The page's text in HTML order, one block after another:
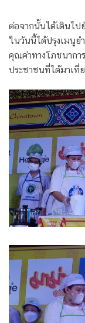
ต่อจากนั้นได้เดินไป
ในวันนี้ได้ปรุงเมนูย
คุณค่าทางโภชนากา
ประชาชนที่ได้มาเที่